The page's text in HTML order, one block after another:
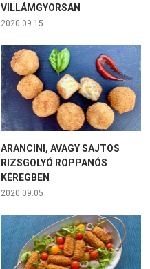
VILLÁMGYORSAN
2020.09.15
ARANCINI, AVAGY SAJTOS
RIZSGOLYÓ ROPPANÓS
KÉREGBEN
2020.09.05